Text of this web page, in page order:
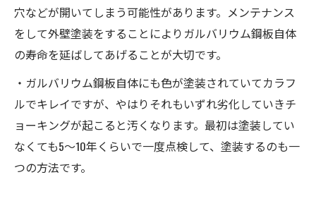
穴などが開いてしまう可能性があります。メンテナンス
をして外壁塗装をすることによりガルバリウム鋼板自体
の寿命を延ばしてあげることが大切です。
・ガルバリウム鋼板自体にも色が塗装されていてカラフ
ルでキレイですが、やはりそれもいずれ劣化していきチ
ョーキングが起こると汚くなります。最初は塗装してい
なくても5～10年くらいで一度点検して、塗装するのも一
つの方法です。